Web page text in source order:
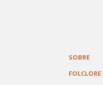
SOBRE
FOLCLORE
Laurindo